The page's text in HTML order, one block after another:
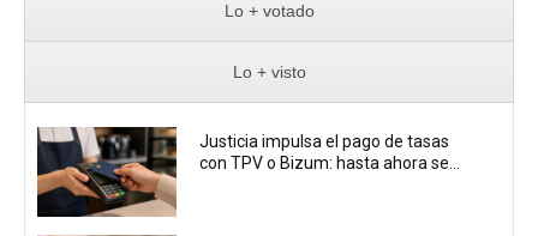
Lo + votado
Lo + visto
Justicia impulsa el pago de tasas
con TPV o Bizum: hasta ahora se...